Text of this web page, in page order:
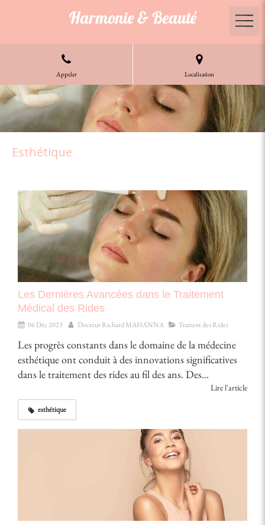
Harmonie & Beauté
Appeler Localisation
Esthétique
Les Dernières Avancées dans le Traitement
Médical des Rides
06 Déc 2023 Docteur Richard MAHANNA Traitent des Rides
Les progrès constants dans le domaine de la médecine
esthétique ont conduit à des innovations significatives
dans le traitement des rides au fil des ans. Des...
Lire l'article
esthétique